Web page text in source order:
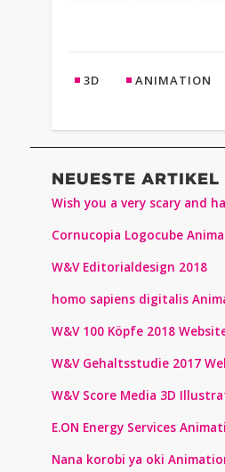
3D ANIMATION
NEUESTE ARTIKEL
Wish you a very scary and
Cornucopia Logocube
W&V Editorialdesign 2018
homo sapiens digitalis
W&V 100 Köpfe 2018
W&V Gehaltsstudie 2017
W&V Score Media 3D
E.ON Energy Services
Nana korobi ya oki